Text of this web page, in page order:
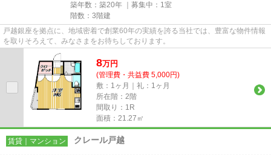
築年数：築20年 ｜募集中： 1室
階数：3階建
戸越銀座を拠点に、地域密着で創業60年の実績を誇る当社では、豊富な物件情報
を取りそろえて、みなさまをお待ちしております。
8万円
(管理費・共益費 5,000円)
敷：1ヶ月｜礼：1ヶ月
所在階：2階
間取り：1R
面積：21.27㎡
賃貸｜マンション クレール戸越